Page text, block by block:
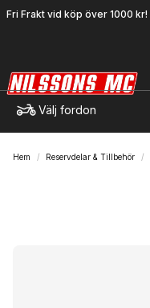
Fri Frakt vid köp över 1000 kr!
Välj fordon
Hem Reservdelar & Tillbehör